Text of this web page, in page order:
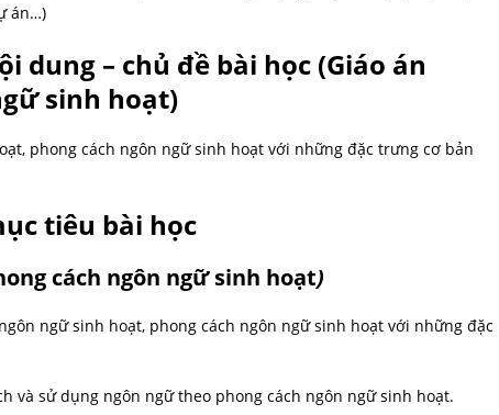
án…)
dung – chủ đề bài học (Giáo án
sinh hoạt)
phong cách ngôn ngữ sinh hoạt với những đặc trưng cơ bản
tiêu bài học
cách ngôn ngữ sinh hoạt)
ngữ sinh hoạt, phong cách ngôn ngữ sinh hoạt với những đặc
sử dụng ngôn ngữ theo phong cách ngôn ngữ sinh hoạt.